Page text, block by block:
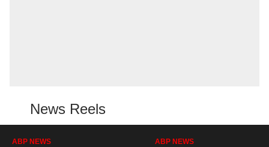
News Reels
ABP NEWS ABP NEWS